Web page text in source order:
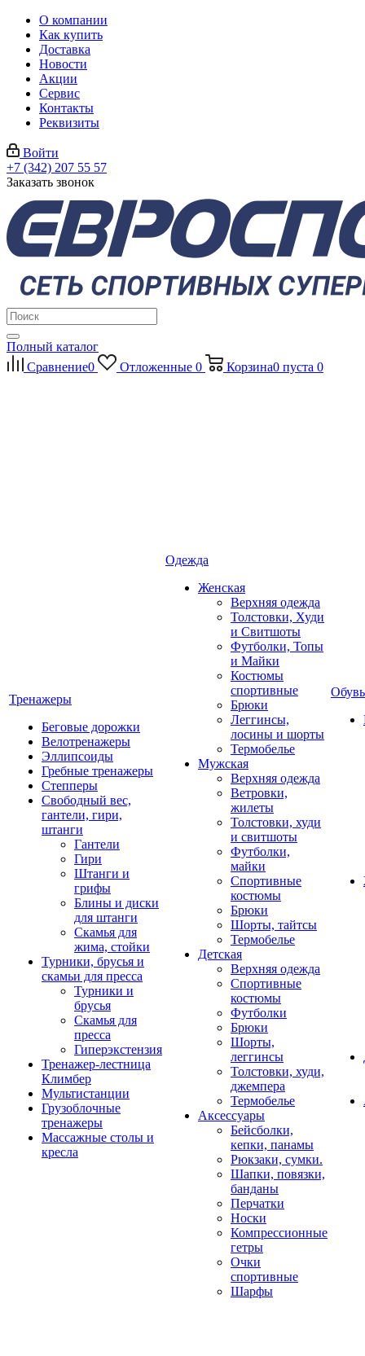
О компании
Как купить
Доставка
Новости
Акции
Сервис
Контакты
Реквизиты
Войти
+7 (342) 207 55 57
Заказать звонок
Полный каталог
Сравнение0 Отложенные 0 Корзина0 пуста 0
Тренажеры
Беговые дорожки
Велотренажеры
Эллипсоиды
Гребные тренажеры
Степперы
Свободный вес,
гантели, гири,
штанги
Гантели
Гири
Штанги и
грифы
Блины и диски
для штанги
Скамья для
жима, стойки
Турники, брусья и
скамьи для пресса
Турники и
брусья
Скамья для
пресса
Гиперэкстензия
Тренажер-лестница
Климбер
Мультистанции
Грузоблочные
тренажеры
Массажные столы и
кресла
Одежда
Женская
Верхняя одежда
Толстовки, Худи
и Свитшоты
Футболки, Топы
и Майки
Костюмы
спортивные
Брюки
Леггинсы,
лосины и шорты
Термобелье
Мужская
Верхняя одежда
Ветровки,
жилеты
Толстовки, худи
и свитшоты
Футболки,
майки
Спортивные
костюмы
Брюки
Шорты, тайтсы
Термобелье
Детская
Верхняя одежда
Спортивные
костюмы
Футболки
Брюки
Шорты,
леггинсы
Толстовки, худи,
джемпера
Термобелье
Аксессуары
Бейсболки,
кепки, панамы
Рюкзаки, сумки.
Шапки, повязки,
банданы
Перчатки
Носки
Компрессионные
гетры
Очки
спортивные
Шарфы
Обувь